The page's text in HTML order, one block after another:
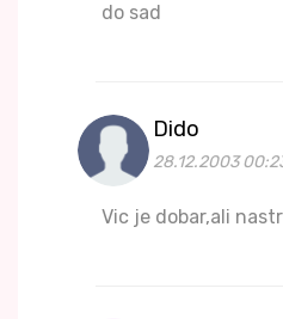
do sad
Dido
28.12.2003
Vic je dobar,ali